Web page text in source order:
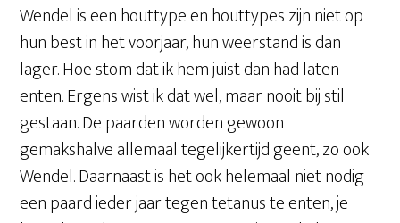
Wendel is een houttype en houttypes zijn niet op
hun best in het voorjaar, hun weerstand is dan
lager. Hoe stom dat ik hem juist dan had laten
enten. Ergens wist ik dat wel, maar nooit bij stil
gestaan. De paarden worden gewoon
gemakshalve allemaal tegelijkertijd geent, zo ook
Wendel. Daarnaast is het ook helemaal niet nodig
een paard ieder jaar tegen tetanus te enten, je